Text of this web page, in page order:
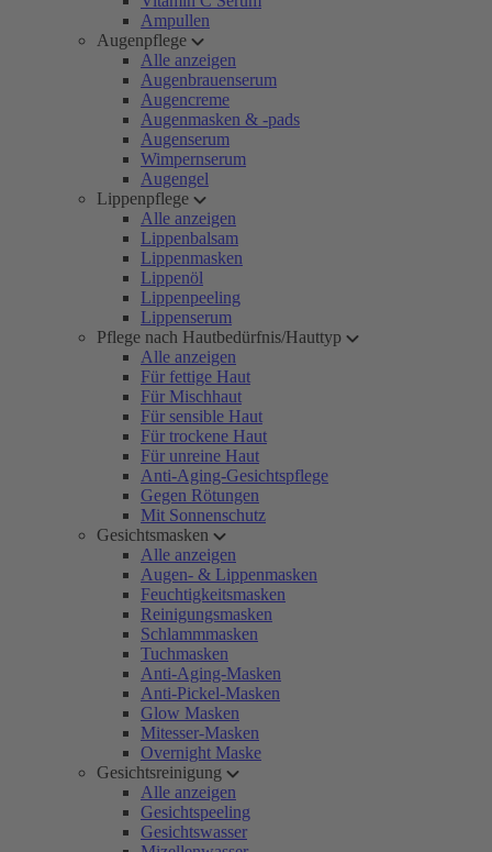
Ampullen
Augenpflege
Alle anzeigen
Augenbrauenserum
Augencreme
Augenmasken & -pads
Augenserum
Wimpernserum
Augengel
Lippenpflege
Alle anzeigen
Lippenbalsam
Lippenmasken
Lippenöl
Lippenpeeling
Lippenserum
Pflege nach Hautbedürfnis/Hauttyp
Alle anzeigen
Für fettige Haut
Für Mischhaut
Für sensible Haut
Für trockene Haut
Für unreine Haut
Anti-Aging-Gesichtspflege
Gegen Rötungen
Mit Sonnenschutz
Gesichtsmasken
Alle anzeigen
Augen- & Lippenmasken
Feuchtigkeitsmasken
Reinigungsmasken
Schlammmasken
Tuchmasken
Anti-Aging-Masken
Anti-Pickel-Masken
Glow Masken
Mitesser-Masken
Overnight Maske
Gesichtsreinigung
Alle anzeigen
Gesichtspeeling
Gesichtswasser